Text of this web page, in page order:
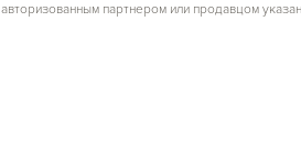
авторизованным партнером или продавцом